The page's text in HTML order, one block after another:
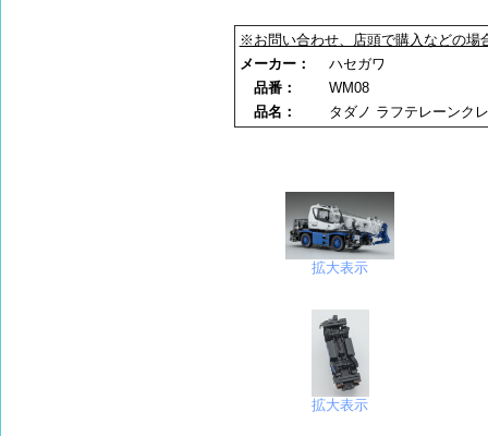
※お問い合わせ、店頭で購入などの場
メーカー：
ハセガワ
品番：
WM08
品名：
タダノ ラフテレーンク
拡大表示
拡大表示